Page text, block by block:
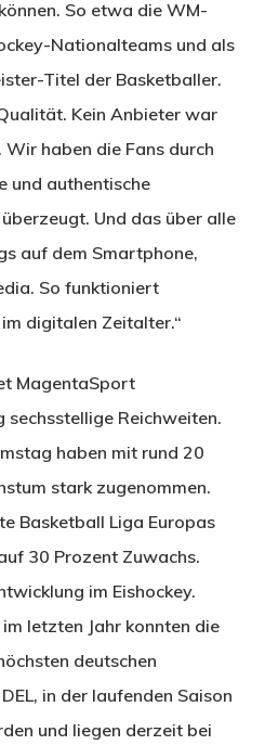
So etwa die WM-
Nationalteams und als
Titel der Basketballer.
Kein Anbieter war
Wir haben die Fans durch
und authentische
Und das über alle
auf dem Smartphone,
So funktioniert
digitalen Zeitalter.“
MagentaSport
Reichweiten.
haben mit rund 20
stark zugenommen.
Basketball Liga Europas
30 Prozent Zuwachs.
im Eishockey.
letzten Jahr konnten die
deutschen
in der laufenden Saison
und liegen derzeit bei